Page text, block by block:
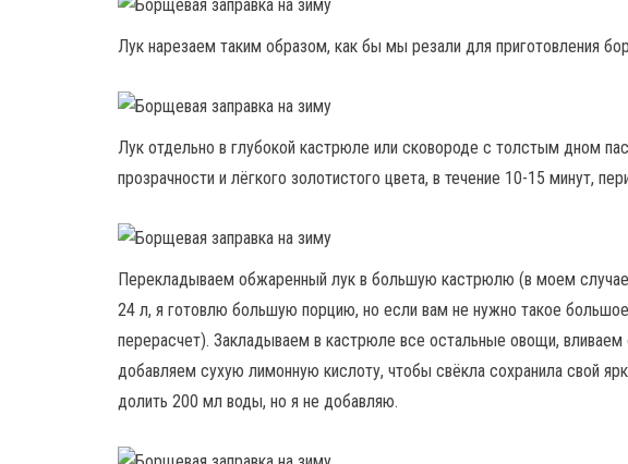
Лук нарезаем таким образом, как бы мы резали для приготовления
Лук отдельно в глубокой кастрюле или сковороде с толстым дном
прозрачности и лёгкого золотистого цвета, в течение 10-15 минут,
Перекладываем обжаренный лук в большую кастрюлю (в моем
24 л, я готовлю большую порцию, но если вам не нужно такое
перерасчет). Закладываем в кастрюле все остальные овощи,
добавляем сухую лимонную кислоту, чтобы свёкла сохранила свой
долить 200 мл воды, но я не добавляю.